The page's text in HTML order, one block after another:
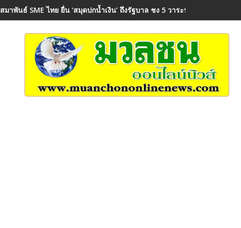
สมาพันธ์ SME ไทย ยื่น ‘สมุดปกน้ำเงิน’ ถึงรัฐบาล ชง 5 วาระปฏิรูป MSME ดัน